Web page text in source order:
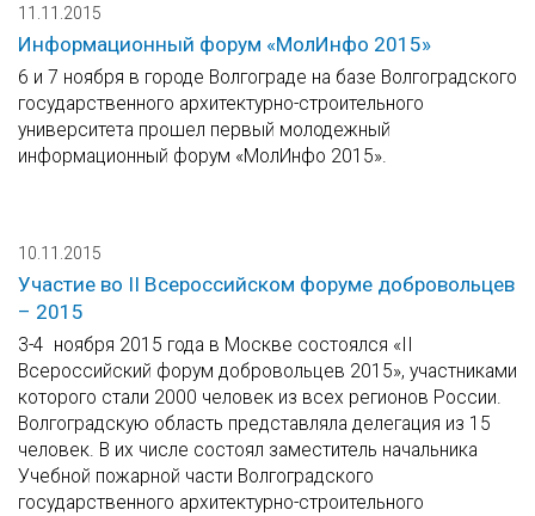
11.11.2015
Информационный форум «МолИнфо 2015»
6 и 7 ноября в городе Волгограде на базе Волгоградского
государственного архитектурно-строительного
университета прошел первый молодежный
информационный форум «МолИнфо 2015».
10.11.2015
Участие во II Всероссийском форуме добровольцев
– 2015
3-4 ноября 2015 года в Москве состоялся «II
Всероссийский форум добровольцев 2015», участниками
которого стали 2000 человек из всех регионов России.
Волгоградскую область представляла делегация из 15
человек. В их числе состоял заместитель начальника
Учебной пожарной части Волгоградского
государственного архитектурно-строительного